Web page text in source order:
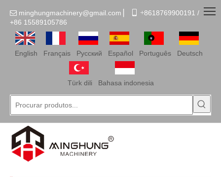
 minghungmachinery@gmail.com  +8618769900191 /
+86 15589105786
English Français Pусский Español Português Deutsch
Türk dili Bahasa indonesia